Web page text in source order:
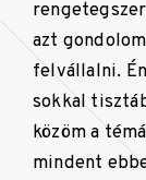
azt
felvállalni.
sokkal
közöm a
mindent